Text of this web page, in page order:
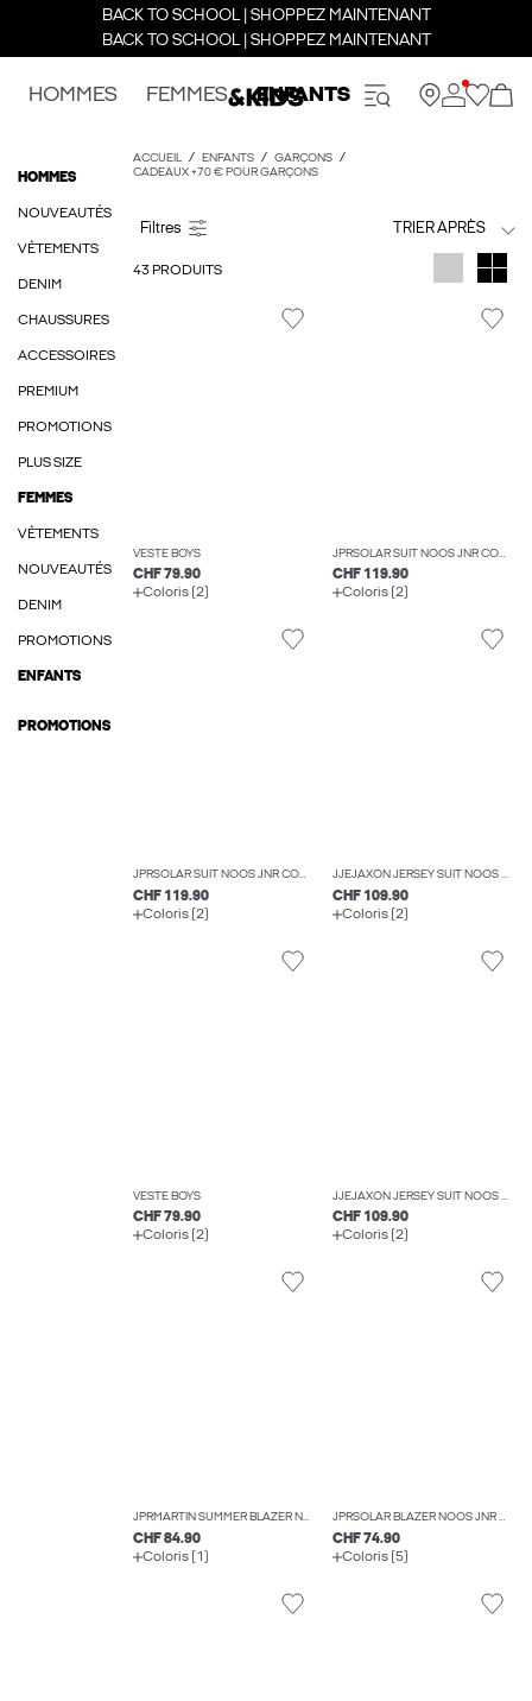
BACK TO SCHOOL | SHOPPEZ MAINTENANT
BACK TO SCHOOL | SHOPPEZ MAINTENANT
HOMMES FEMMES ENFANTS
HOMMES
NOUVEAUTÉS
VÊTEMENTS
DENIM
CHAUSSURES
ACCESSOIRES
PREMIUM
PROMOTIONS
PLUS SIZE
FEMMES
VÊTEMENTS
NOUVEAUTÉS
DENIM
PROMOTIONS
ENFANTS
PROMOTIONS
ACCUEIL ENFANTS
GARÇONS
CADEAUX +70 € POUR GARÇONS
TRIER APRÈS
43 PRODUITS
VESTE BOYS
CHF 79.90
Coloris (2)
JPRSOLAR SUIT NOOS JNR COSTUMES BOYS
CHF 119.90
Coloris (2)
JPRSOLAR SUIT NOOS JNR COSTUMES BOYS
CHF 119.90
Coloris (2)
JJEJAXON JERSEY SUIT NOOS JNR COSTUMES BOYS
CHF 109.90
Coloris (2)
VESTE BOYS
CHF 79.90
Coloris (2)
JJEJAXON JERSEY SUIT NOOS JNR COSTUMES BOYS
CHF 109.90
Coloris (2)
JPRMARTIN SUMMER BLAZER NO06 JNR BLAZERS BOYS
CHF 84.90
Coloris (1)
JPRSOLAR BLAZER NOOS JNR BLAZERS BOYS
CHF 74.90
Coloris (5)